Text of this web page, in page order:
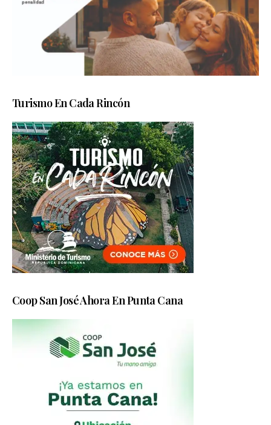
Turismo En Cada Rincón
Coop San José Ahora En Punta Cana